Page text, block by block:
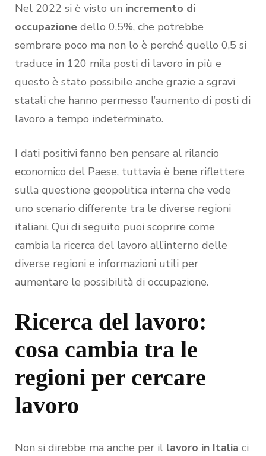
Nel 2022 si è visto un incremento di
occupazione dello 0,5%, che potrebbe
sembrare poco ma non lo è perché quello 0,5 si
traduce in 120 mila posti di lavoro in più e
questo è stato possibile anche grazie a sgravi
statali che hanno permesso l’aumento di posti di
lavoro a tempo indeterminato.
I dati positivi fanno ben pensare al rilancio
economico del Paese, tuttavia è bene riflettere
sulla questione geopolitica interna che vede
uno scenario differente tra le diverse regioni
italiani. Qui di seguito puoi scoprire come
cambia la ricerca del lavoro all’interno delle
diverse regioni e informazioni utili per
aumentare le possibilità di occupazione.
Ricerca del lavoro:
cosa cambia tra le
regioni per cercare
lavoro
Non si direbbe ma anche per il lavoro in Italia ci